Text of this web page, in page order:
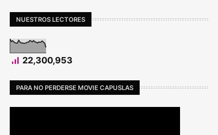
NUESTROS LECTORES
22,300,953
PARA NO PERDERSE MOVIE CAPUSLAS